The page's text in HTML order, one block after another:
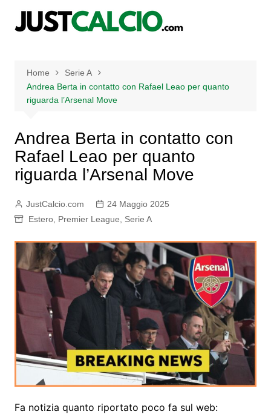
Home
Serie A
Andrea Berta in contatto con Rafael Leao per quanto
riguarda l’Arsenal Move
Andrea Berta in contatto con
Rafael Leao per quanto
riguarda l’Arsenal Move
JustCalcio.com
24 Maggio 2025
Estero, Premier League Serie A
Fa notizia quanto riportato poco fa sul web: